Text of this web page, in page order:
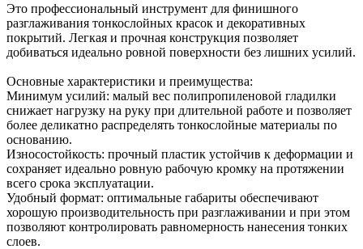
Это профессиональный инструмент для финишного
разглаживания тонкослойных красок и декоративных
покрытий. Легкая и прочная конструкция позволяет
добиваться идеально ровной поверхности без лишних усилий.
Основные характеристики и преимущества:
Минимум усилий: малый вес полипропиленовой гладилки
снижает нагрузку на руку при длительной работе и позволяет
более деликатно распределять тонкослойные материалы по
основанию.
Износостойкость: прочный пластик устойчив к деформации и
сохраняет идеально ровную рабочую кромку на протяжении
всего срока эксплуатации.
Удобный формат: оптимальные габариты обеспечивают
хорошую производительность при разглаживании и при этом
позволяют контролировать равномерность нанесения тонких
слоев.